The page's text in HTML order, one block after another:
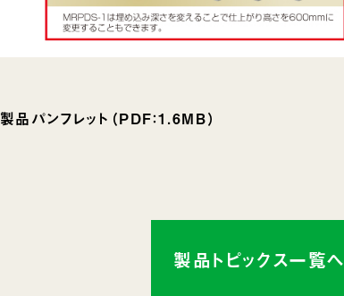
製品パンフレット （PDF：1.6MB）
製品トピックス一覧へ